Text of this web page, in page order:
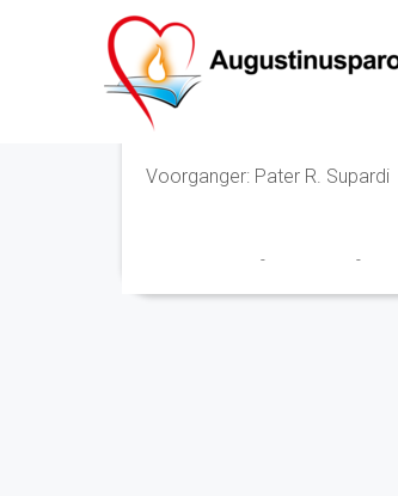
Eucharistieviering
Voorganger: Pater R. Supardi
- -